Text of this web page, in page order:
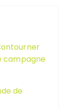
campagne
de